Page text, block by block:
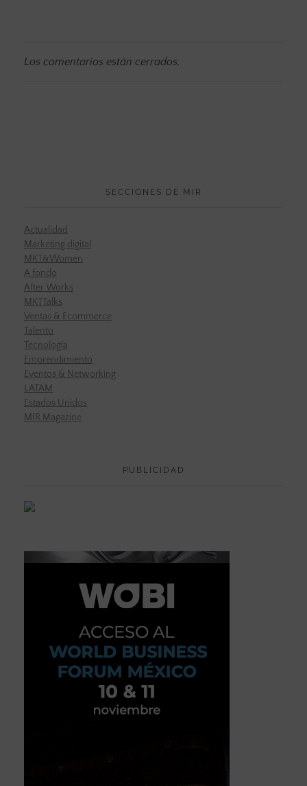
Los comentarios están cerrados.
SECCIONES DE MIR
Actualidad
Marketing digital
MKT&Women
A fondo
After Works
MKTTalks
Ventas & Ecommerce
Talento
Tecnología
Emprendimiento
Eventos & Networking
LATAM
Estados Unidos
MIR Magazine
PUBLICIDAD